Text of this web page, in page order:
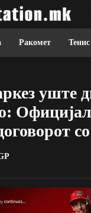
Ракомет Тенис
уште